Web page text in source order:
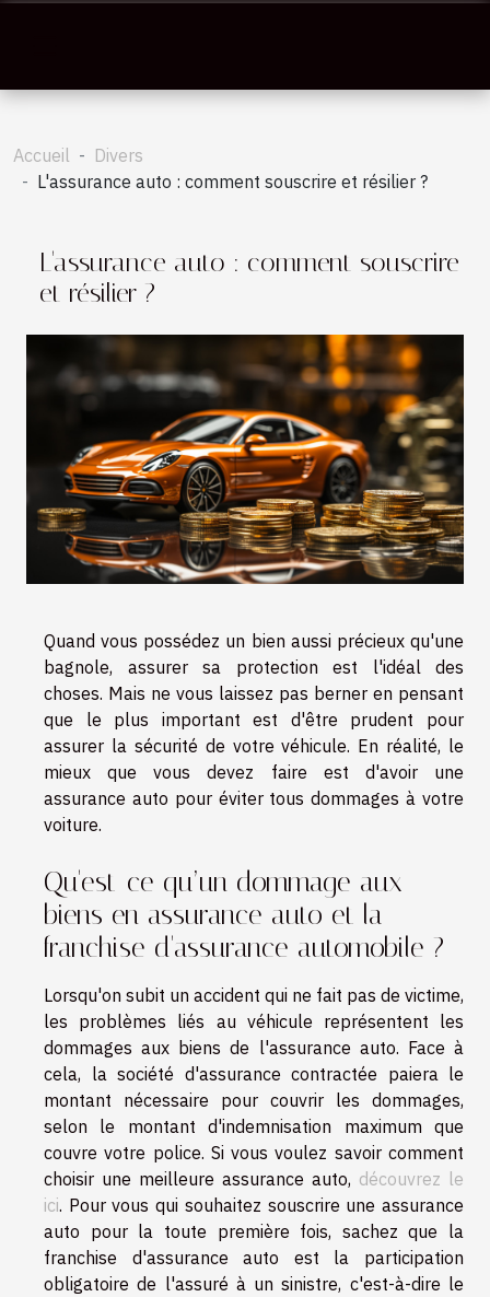
Accueil
Divers
L'assurance auto : comment souscrire et résilier ?
L'assurance auto : comment souscrire
et résilier ?
Quand vous possédez un bien aussi précieux qu'une
bagnole, assurer sa protection est l'idéal des
choses. Mais ne vous laissez pas berner en pensant
que le plus important est d'être prudent pour
assurer la sécurité de votre véhicule. En réalité, le
mieux que vous devez faire est d'avoir une
assurance auto pour éviter tous dommages à votre
voiture.
Qu'est-ce qu’un dommage aux
biens en assurance auto et la
franchise d'assurance automobile ?
Lorsqu'on subit un accident qui ne fait pas de victime,
les problèmes liés au véhicule représentent les
dommages aux biens de l'assurance auto. Face à
cela, la société d'assurance contractée paiera le
montant nécessaire pour couvrir les dommages,
selon le montant d'indemnisation maximum que
couvre votre police. Si vous voulez savoir comment
choisir une meilleure assurance auto, découvrez le
ici. Pour vous qui souhaitez souscrire une assurance
auto pour la toute première fois, sachez que la
franchise d'assurance auto est la participation
obligatoire de l'assuré à un sinistre, c'est-à-dire le